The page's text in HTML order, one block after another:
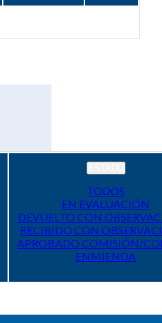
TODOS
EN EVALUACIÓN
DEVUELTO CON
RECIBIDO CON
APROBADO COMISIÓN/
ENMIENDA